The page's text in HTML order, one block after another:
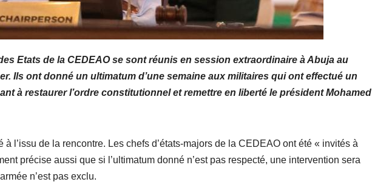
Etats de la CEDEAO se sont réunis en session extraordinaire à Abuja au
Ils ont donné un ultimatum d’une semaine aux militaires qui ont effectué un
à restaurer l’ordre constitutionnel et remettre en liberté le président Mohamed
l’issu de la rencontre. Les chefs d’états-majors de la CEDEAO ont été « invités à
précise aussi que si l’ultimatum donné n’est pas respecté, une intervention sera
n’est pas exclu.